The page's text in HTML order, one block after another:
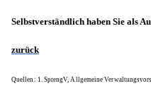
Selbstverständlich haben Sie als
zurück
Quellen: 1. SprengV, Allgemeine